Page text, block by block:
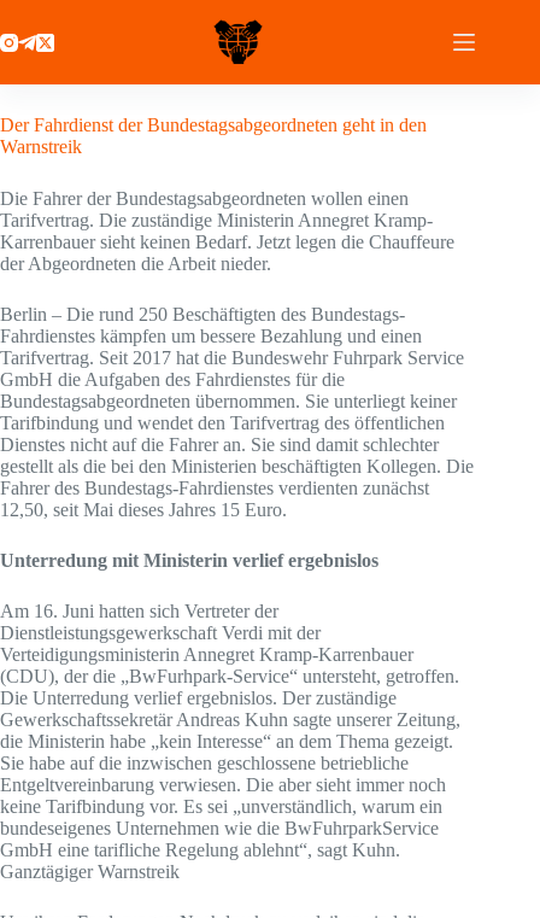
Inhalt
springen
Der Fahrdienst der Bundestagsabgeordneten geht in den
Warnstreik
Die Fahrer der Bundestagsabgeordneten wollen einen
Tarifvertrag. Die zuständige Ministerin Annegret Kramp-
Karrenbauer sieht keinen Bedarf. Jetzt legen die Chauffeure
der Abgeordneten die Arbeit nieder.
Berlin – Die rund 250 Beschäftigten des Bundestags-
Fahrdienstes kämpfen um bessere Bezahlung und einen
Tarifvertrag. Seit 2017 hat die Bundeswehr Fuhrpark Service
GmbH die Aufgaben des Fahrdienstes für die
Bundestagsabgeordneten übernommen. Sie unterliegt keiner
Tarifbindung und wendet den Tarifvertrag des öffentlichen
Dienstes nicht auf die Fahrer an. Sie sind damit schlechter
gestellt als die bei den Ministerien beschäftigten Kollegen. Die
Fahrer des Bundestags-Fahrdienstes verdienten zunächst
12,50, seit Mai dieses Jahres 15 Euro.
Unterredung mit Ministerin verlief ergebnislos
Am 16. Juni hatten sich Vertreter der
Dienstleistungsgewerkschaft Verdi mit der
Verteidigungsministerin Annegret Kramp-Karrenbauer
(CDU), der die „BwFurhpark-Service“ untersteht, getroffen.
Die Unterredung verlief ergebnislos. Der zuständige
Gewerkschaftssekretär Andreas Kuhn sagte unserer Zeitung,
die Ministerin habe „kein Interesse“ an dem Thema gezeigt.
Sie habe auf die inzwischen geschlossene betriebliche
Entgeltvereinbarung verwiesen. Die aber sieht immer noch
keine Tarifbindung vor. Es sei „unverständlich, warum ein
bundeseigenes Unternehmen wie die BwFuhrparkService
GmbH eine tarifliche Regelung ablehnt“, sagt Kuhn.
Ganztägiger Warnstreik